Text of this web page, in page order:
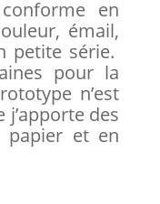
en
émail,
petite série.
pour la
n’est
des
papier et en